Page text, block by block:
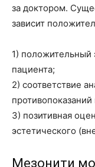
за доктором.
зависит
1) положительный
пациента;
2) соответствие
3) позитивная
эстетического
Мезонити